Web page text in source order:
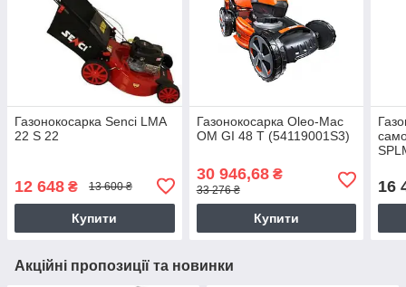
Газонокосарка Senci LMA
22 S 22
12 648 ₴ 13 600 ₴
Купити
Газонокосарка Oleo-Mac
OM GI 48 T (54119001S3)
30 946,68₴
33 276 ₴
Купити
16
Акційні пропозиції та новинки